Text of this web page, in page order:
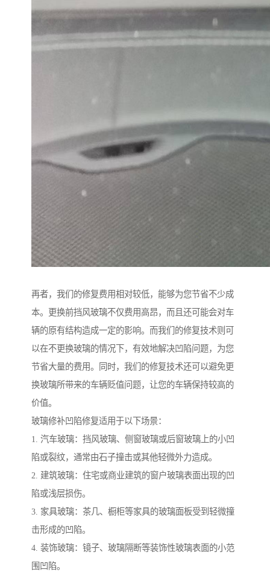
再者，我们的修复费用相对较低，能够为您节省不少成
本。更换前挡风玻璃不仅费用高昂，而且还可能会对车
辆的原有结构造成一定的影响。而我们的修复技术则可
以在不更换玻璃的情况下，有效地解决凹陷问题，为您
节省大量的费用。同时，我们的修复技术还可以避免更
换玻璃所带来的车辆贬值问题，让您的车辆保持较高的
价值。
玻璃修补凹陷修复适用于以下场景：
1. 汽车玻璃：挡风玻璃、侧窗玻璃或后窗玻璃上的小凹
陷或裂纹，通常由石子撞击或其他轻微外力造成。
2. 建筑玻璃：住宅或商业建筑的窗户玻璃表面出现的凹
陷或浅层损伤。
3. 家具玻璃：茶几、橱柜等家具的玻璃面板受到轻微撞
击形成的凹陷。
4. 装饰玻璃：镜子、玻璃隔断等装饰性玻璃表面的小范
围凹陷。